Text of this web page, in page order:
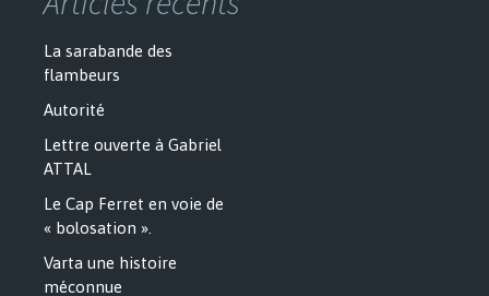
La sarabande des
flambeurs
Autorité
Lettre ouverte à Gabriel
ATTAL
Le Cap Ferret en voie de
« bolosation ».
Varta une histoire
méconnue